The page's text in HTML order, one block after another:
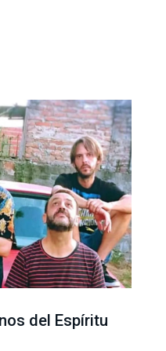
del Espíritu